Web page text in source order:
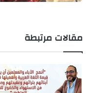
مقالات مرتبطة